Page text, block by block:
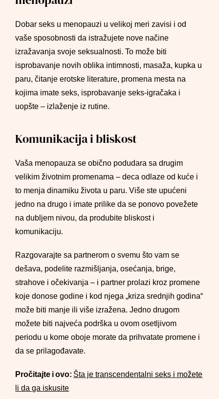
Dobar seks u menopauzi u velikoj meri zavisi i od
vaše sposobnosti da istražujete nove načine
izražavanja svoje seksualnosti. To može biti
isprobavanje novih oblika intimnosti, masaža, kupka u
paru, čitanje erotske literature, promena mesta na
kojima imate seks, isprobavanje seks-igračaka i
uopšte – izlaženje iz rutine.
Komunikacija i bliskost
Vaša menopauza se obično podudara sa drugim
velikim životnim promenama – deca odlaze od kuće i
to menja dinamiku života u paru. Više ste upućeni
jedno na drugo i imate prilike da se ponovo povežete
na dubljem nivou, da produbite bliskost i
komunikaciju.
Razgovarajte sa partnerom o svemu što vam se
dešava, podelite razmišljanja, osećanja, brige,
strahove i očekivanja – i partner prolazi kroz promene
koje donose godine i kod njega „kriza srednjih godina“
može biti manje ili više izražena. Jedno drugom
možete biti najveća podrška u ovom osetljivom
periodu u kome oboje morate da prihvatate promene i
da se prilagođavate.
Pročitajte i ovo: Šta je transcendentalni seks i možete
li da ga iskusite